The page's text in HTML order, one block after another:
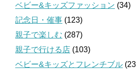
ベビー&キッズファッション (34)
記念日・催事 (123)
親子で楽しむ (287)
親子で行ける店 (103)
ベビー&キッズとフレンチブル